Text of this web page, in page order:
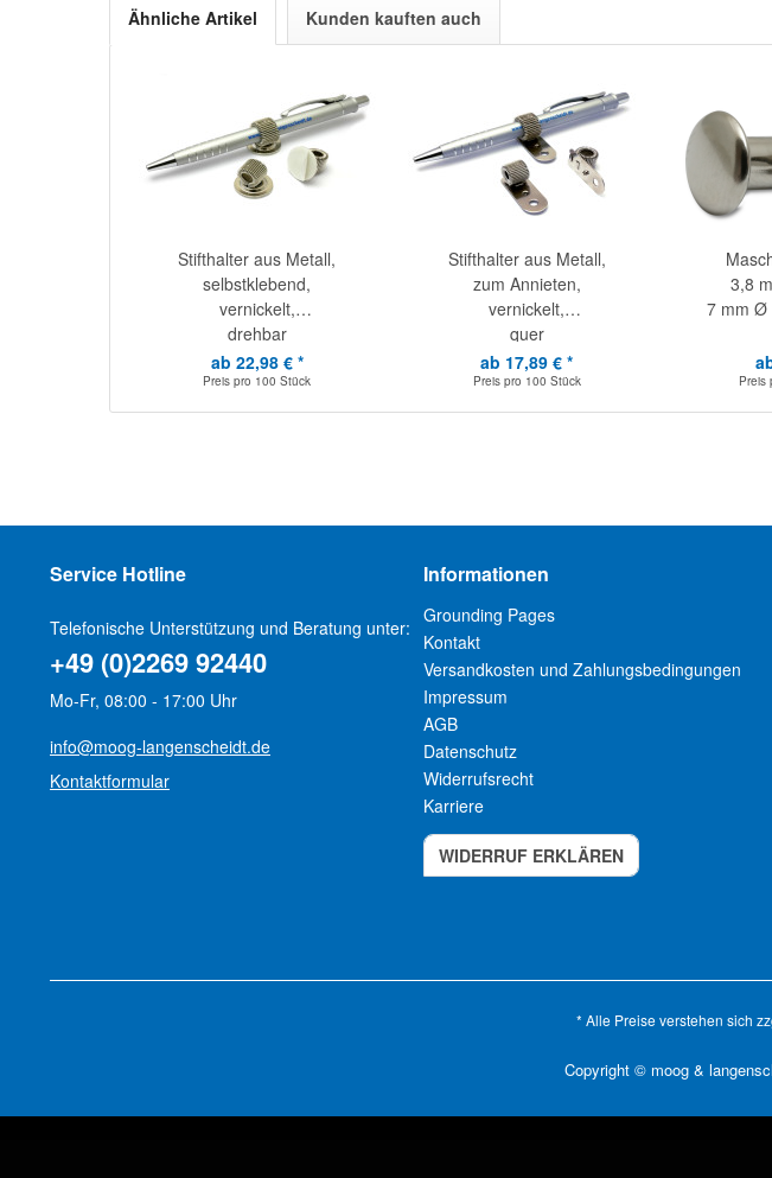
Ähnliche Artikel Kunden kauften auch
Stifthalter aus Metall,
selbstklebend,
vernickelt,
drehbar
ab 22,98 € *
Preis pro 100 Stück
Stifthalter aus Metall,
zum Annieten,
vernickelt,
quer
ab 17,89 € *
Preis pro 100 Stück
3,8
7 mm Ø
Preis
Service Hotline
Telefonische Unterstützung und Beratung unter:
+49 (0)2269 92440
Mo-Fr, 08:00 - 17:00 Uhr
info@moog-langenscheidt.de
Kontaktformular
Informationen
Grounding Pages
Kontakt
Versandkosten und Zahlungsbedingungen
Impressum
AGB
Datenschutz
Widerrufsrecht
Karriere
WIDERRUF ERKLÄREN
* Alle Preise verstehen sich
Copyright © moog &